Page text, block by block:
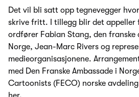
Det vil bli satt opp tegnevegger
skrive fritt. I tillegg blir det appeller
ordfører Fabian Stang, den franske
Norge, Jean-Marc Rivers og
medieorganisasjonene.
med Den Franske Ambassade i
Cartoonists (FECO) norske